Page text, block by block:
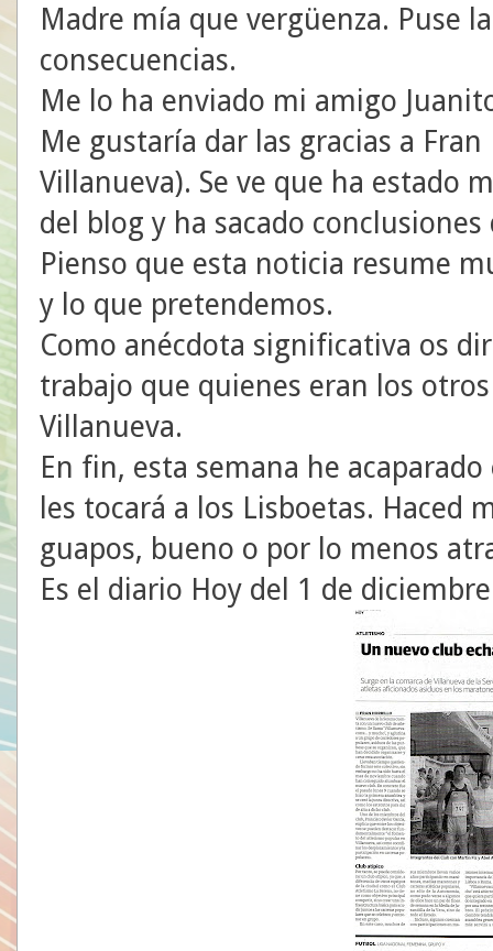
Madre mía que vergüenza. Puse
consecuencias.
Me lo ha enviado mi amigo
Me gustaría dar las gracias a
Villanueva). Se ve que ha estado
del blog y ha sacado
Pienso que esta noticia resume
y lo que pretendemos.
Como anécdota significativa os
trabajo que quienes eran los
Villanueva.
En fin, esta semana he
les tocará a los Lisboetas. Haced
guapos, bueno o por lo menos
Es el diario Hoy del 1 de